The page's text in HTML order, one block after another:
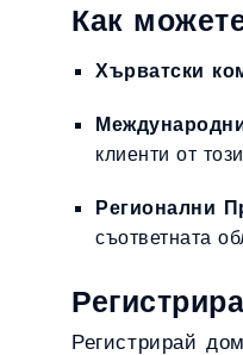
Как
Хърватски
клиенти от
Регионални
съответната
Регистрирай